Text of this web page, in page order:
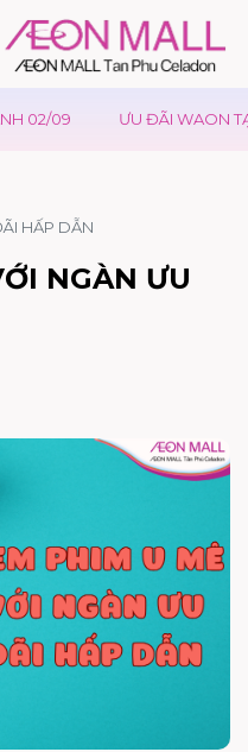
ƯU ĐÃI WAON TẠI
HẤP DẪN
NGÀN ƯU